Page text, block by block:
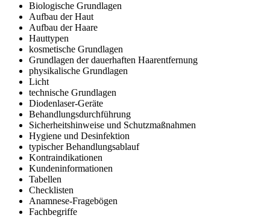
Biologische Grundlagen
Aufbau der Haut
Aufbau der Haare
Hauttypen
kosmetische Grundlagen
Grundlagen der dauerhaften Haarentfernung
physikalische Grundlagen
Licht
technische Grundlagen
Diodenlaser-Geräte
Behandlungsdurchführung
Sicherheitshinweise und Schutzmaßnahmen
Hygiene und Desinfektion
typischer Behandlungsablauf
Kontraindikationen
Kundeninformationen
Tabellen
Checklisten
Anamnese-Fragebögen
Fachbegriffe